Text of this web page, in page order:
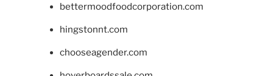
bettermoodfoodcorporation.com
hingstonnt.com
chooseagender.com